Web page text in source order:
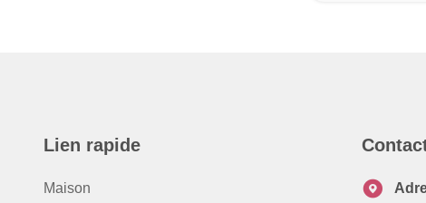
Lien rapide
Maison